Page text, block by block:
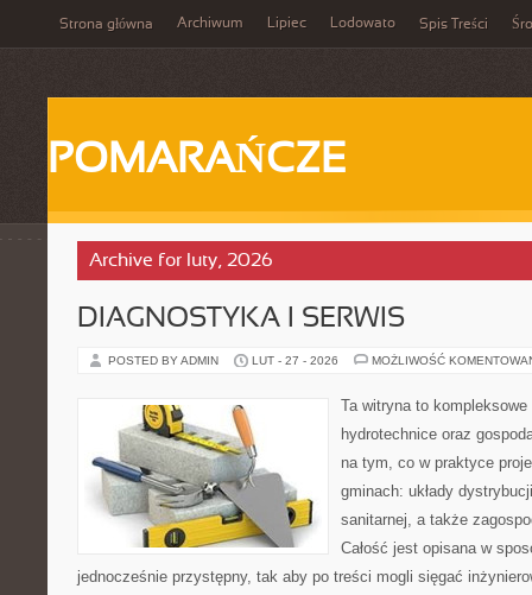
Strona główna Archiwum Lipiec Lodowato Spis Treści
POMARAŃCZE
Archive for luty, 2026
DIAGNOSTYKA I SERWIS
POSTED BY ADMIN LUT - 27 - 2026 MOŻLIWOŚĆ
Ta witryna to
hydrotechnice oraz
na tym, co w praktyce
gminach: układy
sanitarnej, a także
Całość jest opisana w
jednocześnie przystępny, tak aby po treści mogli sięgać